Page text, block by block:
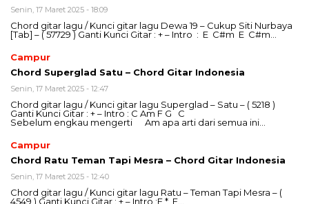
Senin, 17 Maret 2025 - 18:09
Chord gitar lagu / Kunci gitar lagu Dewa 19 – Cukup Siti Nurbaya
[Tab] – ( 57729 ) Ganti Kunci Gitar : + – Intro : E C#m E C#m…
Campur
Chord Superglad Satu – Chord Gitar Indonesia
Senin, 17 Maret 2025 - 12:47
Chord gitar lagu / Kunci gitar lagu Superglad – Satu – ( 5218 )
Ganti Kunci Gitar : + – Intro : C Am F G C
Sebelum engkau mengerti Am apa arti dari semua ini…
Campur
Chord Ratu Teman Tapi Mesra – Chord Gitar Indonesia
Senin, 17 Maret 2025 - 12:40
Chord gitar lagu / Kunci gitar lagu Ratu – Teman Tapi Mesra – (
4549 ) Ganti Kunci Gitar : + – Intro :E * E…